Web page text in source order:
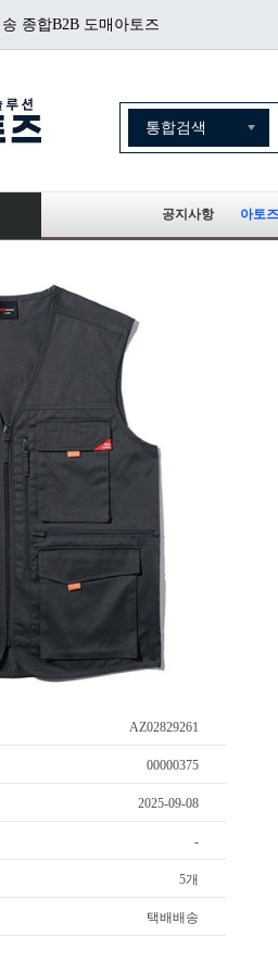
종합B2B 도매아토즈
공지사항 아토
AZ02829261
00000375
2025-09-08
-
5개
택배배송